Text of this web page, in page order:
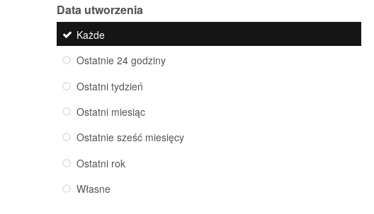
Data utworzenia
Każde
Ostatnie 24 godziny
Ostatni tydzień
Ostatni miesiąc
Ostatnie sześć miesięcy
Ostatni rok
Własne